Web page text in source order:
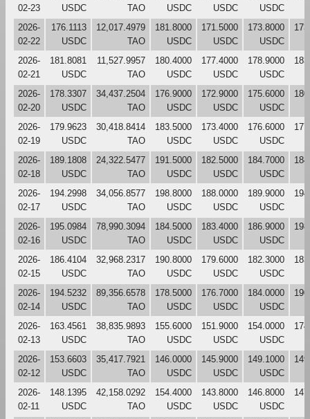
02-23
USDC
TAO
USDC
USDC
USDC
2026-
02-22
176.1113
USDC
12,017.4979
TAO
181.8000
USDC
171.5000
USDC
173.8000
USDC
2026-
02-21
181.8081
USDC
11,527.9957
TAO
180.4000
USDC
177.4000
USDC
178.9000
USDC
2026-
02-20
178.3307
USDC
34,437.2504
TAO
176.9000
USDC
172.9000
USDC
175.6000
USDC
2026-
02-19
179.9623
USDC
30,418.8414
TAO
183.5000
USDC
173.4000
USDC
176.6000
USDC
2026-
02-18
189.1808
USDC
24,322.5477
TAO
191.5000
USDC
182.5000
USDC
184.7000
USDC
2026-
02-17
194.2998
USDC
34,056.8577
TAO
198.8000
USDC
188.0000
USDC
189.9000
USDC
2026-
02-16
195.0984
USDC
78,990.3094
TAO
184.5000
USDC
183.4000
USDC
186.9000
USDC
2026-
02-15
186.4104
USDC
32,968.2317
TAO
190.8000
USDC
179.6000
USDC
182.3000
USDC
2026-
02-14
194.5232
USDC
89,356.6578
TAO
178.5000
USDC
176.7000
USDC
184.0000
USDC
2026-
02-13
163.4561
USDC
38,835.9893
TAO
155.6000
USDC
151.9000
USDC
154.0000
USDC
2026-
02-12
153.6603
USDC
35,417.7921
TAO
146.0000
USDC
145.9000
USDC
149.1000
USDC
2026-
02-11
148.1395
USDC
42,158.0292
TAO
154.4000
USDC
143.8000
USDC
146.8000
USDC